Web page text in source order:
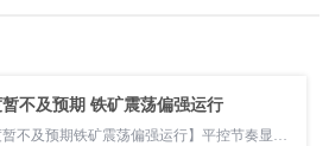
不及预期 铁矿震荡偏强运行
【平控执行力度暂不及预期铁矿震荡偏强运行】平控节奏显著不及预期，铁